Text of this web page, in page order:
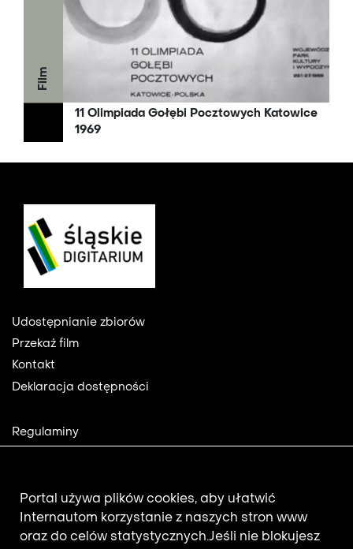
Film
11 Olimpiada Gołębi Pocztowych Katowice
1969
Footer
Udostępnianie zbiorów
Przekaż film
Kontakt
Deklaracja dostępności
Footer
2
Regulaminy
Aktualności
Newsletter
Portal używa plików cookies, aby ułatwić
Internautom korzystanie z naszych stron www
oraz do celów statystycznych.Jeśli nie blokujesz